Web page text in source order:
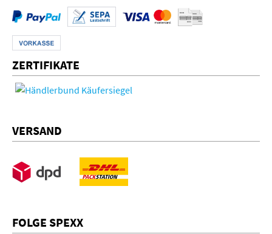
ZERTIFIKATE
VERSAND
FOLGE SPEXX